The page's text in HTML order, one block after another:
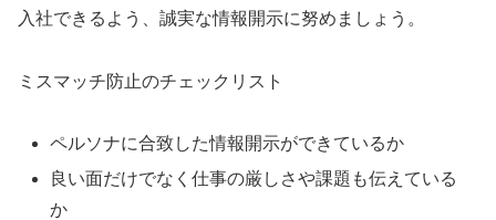
入社できるよう、誠実な情報開示に努めましょう。
ミスマッチ防止のチェックリスト
ペルソナに合致した情報開示ができているか
良い面だけでなく仕事の厳しさや課題も伝えている
か